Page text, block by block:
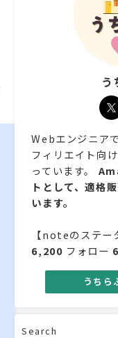
う
Webエンジニア
フィリエイト向
っています。
トとして、適格
います。
【noteのステ
6,200 フォロー
うち
Search